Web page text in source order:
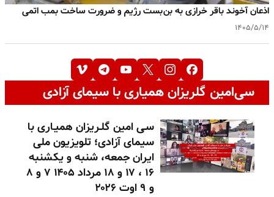
اذعان آخوند باقر خرازی به بن‌بست رژیم و ضرورت ساخت بمب اتمی
۱۴۰۵/۵/۱۴
سی‌امین گلریزان همیاری با سیمای آزادی
سـی امین گلـریزان همیـاری با
سیمای آزادی؛ تلویزیون ملی
ایران جمعه، شنبه و یکشنبه
۱۶ ، ۱۷ و ۱۸ مرداد ۱۴۰۵ ۷ و ۸
و ۹ اوت ۲۰۲۶